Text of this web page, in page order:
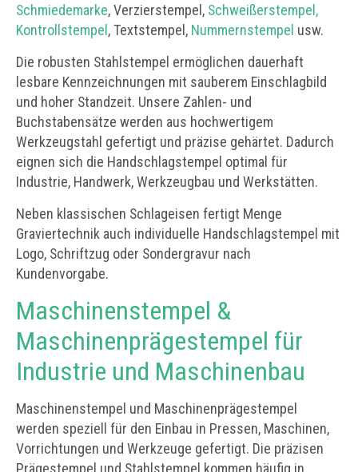
Schmiedemarke, Verzierstempel, Schweißerstempel,
Kontrollstempel, Textstempel, Nummernstempel usw.
Die robusten Stahlstempel ermöglichen dauerhaft
lesbare Kennzeichnungen mit sauberem Einschlagbild
und hoher Standzeit. Unsere Zahlen- und
Buchstabensätze werden aus hochwertigem
Werkzeugstahl gefertigt und präzise gehärtet. Dadurch
eignen sich die Handschlagstempel optimal für
Industrie, Handwerk, Werkzeugbau und Werkstätten.
Neben klassischen Schlageisen fertigt Menge
Graviertechnik auch individuelle Handschlagstempel mit
Logo, Schriftzug oder Sondergravur nach
Kundenvorgabe.
Maschinenstempel &
Maschinenprägestempel für
Industrie und Maschinenbau
Maschinenstempel und Maschinenprägestempel
werden speziell für den Einbau in Pressen, Maschinen,
Vorrichtungen und Werkzeuge gefertigt. Die präzisen
Prägestempel und Stahlstempel kommen häufig in